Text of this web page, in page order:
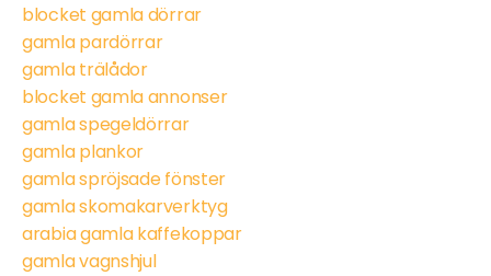
blocket gamla dörrar
gamla pardörrar
gamla trälådor
blocket gamla annonser
gamla spegeldörrar
gamla plankor
gamla spröjsade fönster
gamla skomakarverktyg
arabia gamla kaffekoppar
gamla vagnshjul